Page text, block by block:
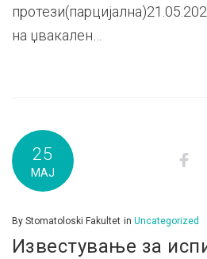
на џвакален…
25
МАЈ
By Stomatoloski Fakultet in Uncategorized
Известување за